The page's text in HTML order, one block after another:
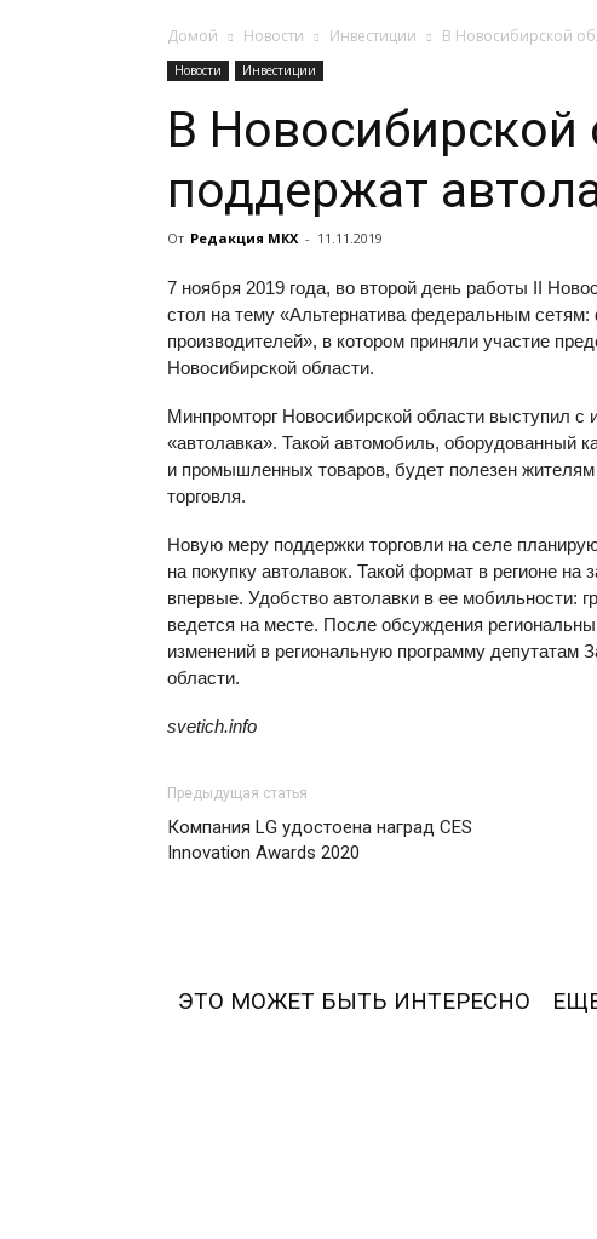
Домой Новости Инвестиции В Новосибирской
Новости Инвестиции
В Новосибирской
поддержат
От Редакция МКХ - 11.11.2019
7 ноября 2019 года, во второй день работы II
стол на тему «Альтернатива федеральным
производителей», в котором приняли участие
Новосибирской области.
Минпромторг Новосибирской области выступил с
«автолавка». Такой автомобиль, оборудованный
и промышленных товаров, будет полезен жителям
торговля.
Новую меру поддержки торговли на селе
на покупку автолавок. Такой формат в регионе на
впервые. Удобство автолавки в ее мобильности:
ведется на месте. После обсуждения
изменений в региональную программу депутатам
области.
svetich.info
Предыдущая статья
Компания LG удостоена наград CES
Innovation Awards 2020
ЭТО МОЖЕТ БЫТЬ ИНТЕРЕСНО